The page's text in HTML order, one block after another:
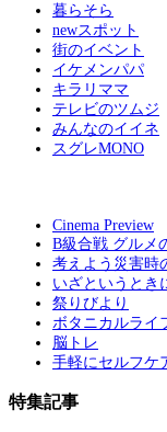
暮らそら
newスポット
街のイベント
イケメンパパ
キラリママ
テレビのツムジ
みんなのイイネ
スグレMONO
Cinema Preview
B級合戦 グルメ
考えよう災害時
いざというとき
祭りびより
ボタニカルライ
脳トレ
手軽にセルフケ
特集記事